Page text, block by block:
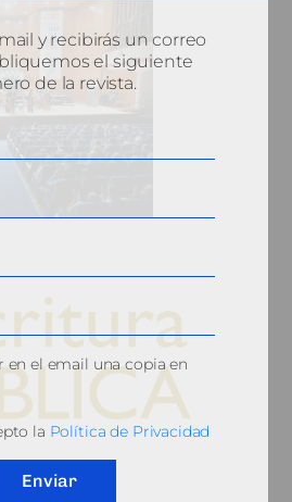
y recibirás un correo
el siguiente
de la revista.
en el email una copia en
la Política de Privacidad
Enviar